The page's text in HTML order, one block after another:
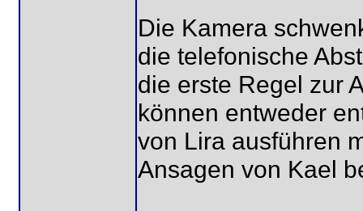
Die Kamera
die telefonische
die erste Regel zur
können entweder
von Lira ausführen
Ansagen von Kael